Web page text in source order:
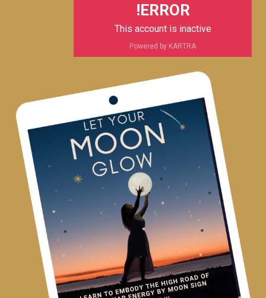
ERROR!
This account is inactive
Powered by KARTRA